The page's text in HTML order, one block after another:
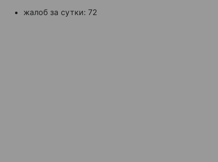
жалоб за сутки: 72